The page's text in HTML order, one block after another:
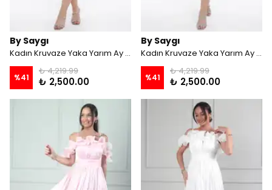
By Saygı
Kadın Kruvaze Yaka Yarım Ay Kollu Astarlı Beli Taşlı Simli Büyük Beden Kısa Elbise - Lacivert
%41
₺ 4,219.99
₺ 2,500.00
By Saygı
Kadın Kruvaze Yaka Yarım Ay Kollu Astarlı Beli Taşlı Simli Büyük Beden Kısa Elbise - Siyah
%41
₺ 4,219.99
₺ 2,500.00